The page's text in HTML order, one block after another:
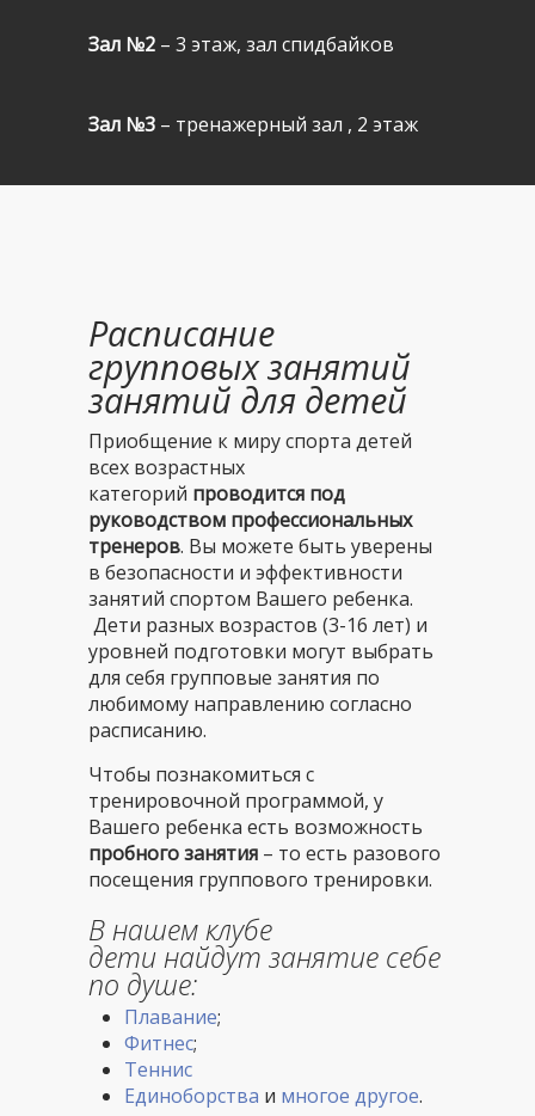
Зал №2 – 3 этаж, зал спидбайков
Зал №3 – тренажерный зал , 2 этаж
Расписание
групповых занятий
занятий для детей
Приобщение к миру спорта детей
всех возрастных
категорий проводится под
руководством профессиональных
тренеров. Вы можете быть уверены
в безопасности и эффективности
занятий спортом Вашего ребенка.
Дети разных возрастов (3-16 лет) и
уровней подготовки могут выбрать
для себя групповые занятия по
любимому направлению согласно
расписанию.
Чтобы познакомиться с
тренировочной программой, у
Вашего ребенка есть возможность
пробного занятия – то есть разового
посещения группового тренировки.
В нашем клубе
дети найдут занятие себе
по душе:
Плавание;
Фитнес;
Теннис
Единоборства и многое другое.